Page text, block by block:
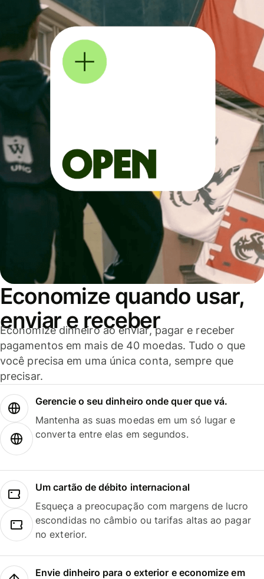
Economize quando usar,
enviar e receber
Economize dinheiro ao enviar, pagar e receber
pagamentos em mais de 40 moedas. Tudo o que
você precisa em uma única conta, sempre que
precisar.
Gerencie o seu dinheiro onde quer que vá.
Mantenha as suas moedas em um só lugar e
converta entre elas em segundos.
Um cartão de débito internacional
Esqueça a preocupação com margens de lucro
escondidas no câmbio ou tarifas altas ao pagar
no exterior.
Envie dinheiro para o exterior e economize em